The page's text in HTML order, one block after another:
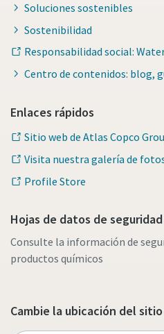
Soluciones sostenibles
Sostenibilidad
Responsabilidad social:
Centro de contenidos: blog,
Enlaces rápidos
Sitio web de Atlas Copco
Visita nuestra galería de
Profile Store
Hojas de datos de seguridad
Consulte la información de
productos químicos
Cambie la ubicación del